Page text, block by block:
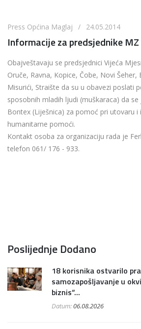
Press Općina Maglaj / 24.05.2014
Informacije za predsjednike MZ
Obajveštavaju se predsjednici Vijeća
Oruče, Ravna, Kopice, Čobe, Novi Šeher,
Misurići, Straište da su u obavezi poslati
sposobnih mladih ljudi (muškaraca) da se
Bontex (Liješnica) za pomoć pri utovaru i
humanitarne pomoći.
Kontakt osoba za organizaciju rada je
telefon 061/ 176 - 933.
Poslijednje Dodano
18 korisnika ostvarilo
samozapošljavanje u
biznis“...
Datum:06.08.2026